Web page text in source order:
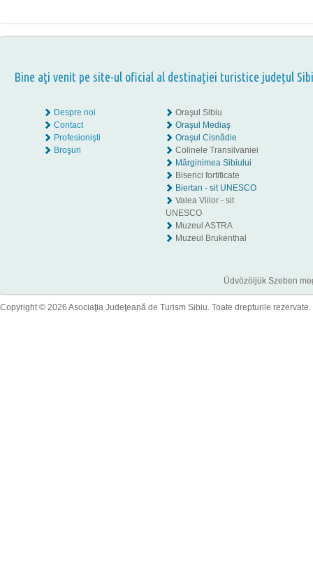
Bine aţi venit pe site-ul oficial al destinației turistice județul
Despre noi
Contact
Profesionişti
Broşuri
Oraşul Sibiu
Oraşul Mediaş
Oraşul Cisnădie
Colinele Transilvaniei
Mărginimea Sibiului
Biserici fortificate
Biertan - sit UNESCO
Valea Viilor - sit
UNESCO
Muzeul ASTRA
Muzeul Brukenthal
Üdvözöljük Szeben
Copyright © 2026 Asociaţia Judeţeană de Turism Sibiu. Toate drepturile rezervate.